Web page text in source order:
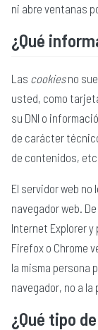
ni abre ventanas
¿Qué
Las cookiesno
usted, como
su DNI o
de carácter
de contenidos, etc.
El servidor web
navegador web.
Internet Explorer y
Firefox o Chrome
la misma persona
navegador, no a la
¿Qué tipo de